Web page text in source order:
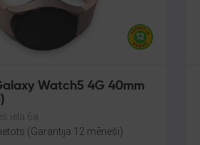
Watch5 4G 40mm
iela 6a
(Garantija 12 mēneši)